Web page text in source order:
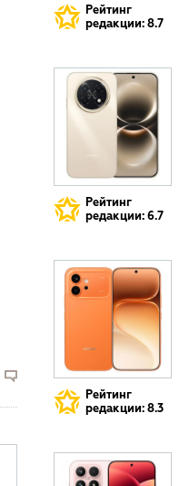
Рейтинг
редакции: 8.7
Рейтинг
редакции: 6.7
Рейтинг
редакции: 8.3